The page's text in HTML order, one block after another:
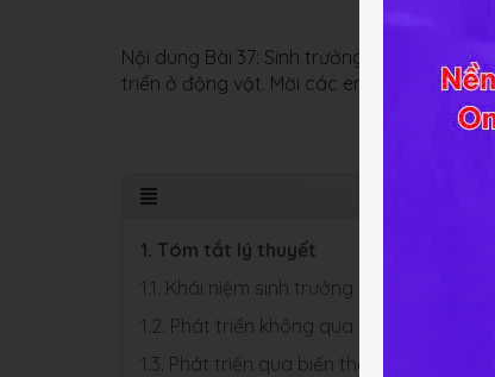
Nội dung Bài 37: Sinh trưởng và phát
triển ở động vật. Mời các em cùng tham
1. Tóm tắt lý thuyết
1.1. Khái niệm sinh trưởng và phát triển ở
1.2. Phát triển không qua biến thái
1.3. Phát triển qua biến thái